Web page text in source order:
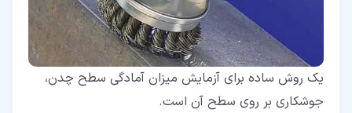
یک روش ساده برای آزمایش میزان آمادگی سطح چدن،
جوشکاری بر روی سطح آن است.